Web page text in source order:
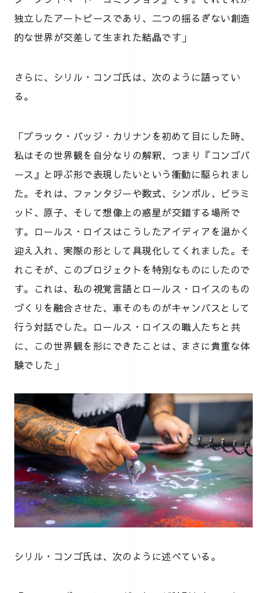
独立したアートピースであり、二つの揺るぎない創造
的な世界が交差して生まれた結晶です」
さらに、シリル・コンゴ氏は、次のように語ってい
る。
「ブラック・バッジ・カリナンを初めて目にした時、
私はその世界観を自分なりの解釈、つまり『コンゴバ
ース』と呼ぶ形で表現したいという衝動に駆られまし
た。それは、ファンタジーや数式、シンボル、ピラミ
ッド、原子、そして想像上の惑星が交錯する場所で
す。ロールス・ロイスはこうしたアイディアを温かく
迎え入れ、実際の形として具現化してくれました。そ
れこそが、このプロジェクトを特別なものにしたので
す。これは、私の視覚言語とロールス・ロイスのもの
づくりを融合させた、車そのものがキャンバスとして
行う対話でした。ロールス・ロイスの職人たちと共
に、この世界観を形にできたことは、まさに貴重な体
験でした」
シリル・コンゴ氏は、次のように述べている。